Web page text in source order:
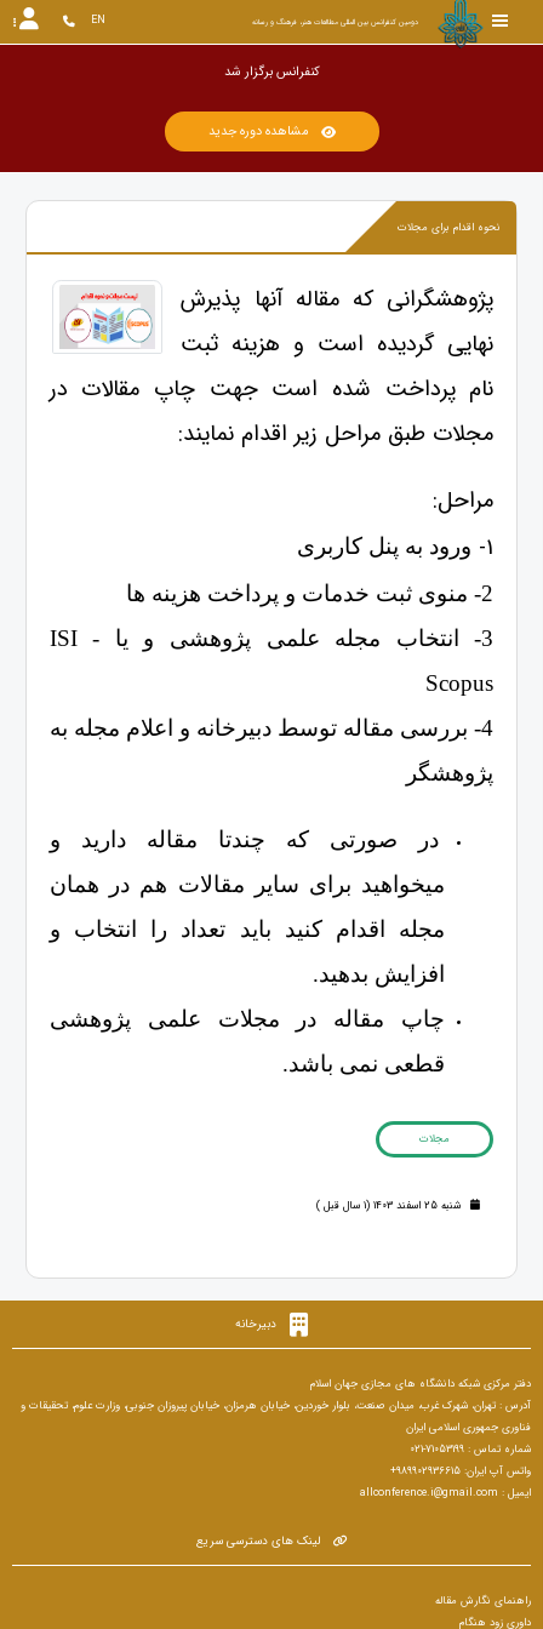
دومین کنفرانس بین المللی مطالعات هنر، فرهنگ و رسانه EN
کنفرانس ب
مشاهده دوره جدید
نحوه اقدام برای مجلات
پژوهشگرانی که مقاله آنها پذیرش
نهایی گردیده است و هزینه ثبت
نام پرداخت شده است جهت چاپ مقالات در
مجلات طبق مراحل زیر اقدام نمایند:
مراحل:
1-
ورود به پنل کاربری
2- منوی ثبت خدمات و پرداخت هزینه ها
3- انتخاب مجله علمی پژوهشی و یا ISI -
Scopus
4- بررسی مقاله توسط دبیرخانه و اعلام مجله به
پژوهشگر
در صورتی که چندتا مقاله دارید و
میخواهید برای سایر مقالات هم در همان
مجله اقدام کنید باید تعداد را انتخاب و
افزایش بدهید.
چاپ مقاله در مجلات علمی پژوهشی
قطعی نمی باشد.
مجلات
شنبه 25 اسفند 1403 (1 سال قبل )
دبیرخانه
دفتر مرکزی شبکه دانشگاه های مجازی جهان اسلام
آدرس : تهران، شهرک غرب، میدان صنعت، بلوار خوردین، خیابان هرمزان، خیابان پیروزان جنوبی، وزارت علوم، تحقیقات و
فناوری جمهوری اسلامی ایران
شماره تماس : 71053199-021
واتس آپ ایران: 989902936615+
ایمیل : allconference.i@gmail.com
لینک های دسترسی سریع
راهنمای نگارش مقاله
داوری زود هنگام